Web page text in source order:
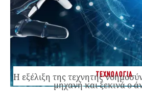
ΤΕΧΝΟΛΟΓΙΑ
Η εξέλιξη της τεχνητής
μηχανή και ξεκινά ο